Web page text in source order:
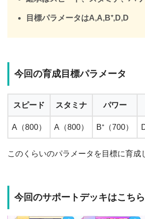
目標パラメータはA,A,B⁺,D,D
今回の育成目標パラメータ
スピード スタミナ パワー
A（800） A（800） B⁺（700）
このくらいのパラメータを目標に育成
今回のサポートデッキはこちら